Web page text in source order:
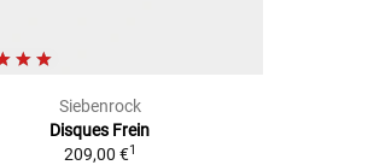
Siebenrock
Disques Frein
209,00 €1